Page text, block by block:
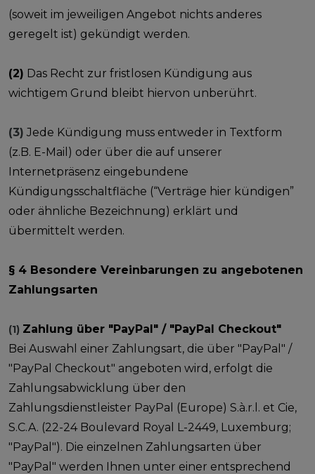
(soweit im jeweiligen Angebot nichts anderes
geregelt ist) gekündigt werden.
(2) Das Recht zur fristlosen Kündigung aus
wichtigem Grund bleibt hiervon unberührt.
(3) Jede Kündigung muss entweder in Textform
(z.B. E-Mail) oder über die auf unserer
Internetpräsenz eingebundene
Kündigungsschaltfläche (“Verträge hier kündigen”
oder ähnliche Bezeichnung) erklärt und
übermittelt werden.
§ 4 Besondere Vereinbarungen zu angebotenen
Zahlungsarten
(1) Zahlung über "PayPal" / "PayPal Checkout"
Bei Auswahl einer Zahlungsart, die über "PayPal" /
"PayPal Checkout" angeboten wird, erfolgt die
Zahlungsabwicklung über den
Zahlungsdienstleister PayPal (Europe) S.à.r.l. et Cie,
S.C.A. (22-24 Boulevard Royal L-2449, Luxemburg;
"PayPal"). Die einzelnen Zahlungsarten über
"PayPal" werden Ihnen unter einer entsprechend